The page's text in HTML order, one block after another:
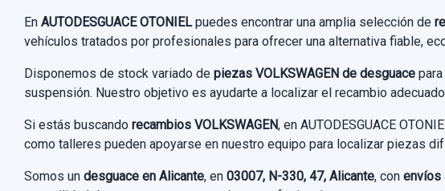
En AUTODESGUACE OTONIELpuedes encontrar una amplia selección de
vehículos tratados por profesionales para ofrecer una alternativa fiable,
Disponemos de stock variado de piezas VOLKSWAGEN de desguace
suspensión. Nuestro objetivo es ayudarte a localizar el recambio
Si estás buscando recambios VOLKSWAGEN, en AUTODESGUACE
como talleres pueden apoyarse en nuestro equipo para localizar piezas
Somos un desguace en Alicante, en 03007, N-330, 47, Alicante, con envíos